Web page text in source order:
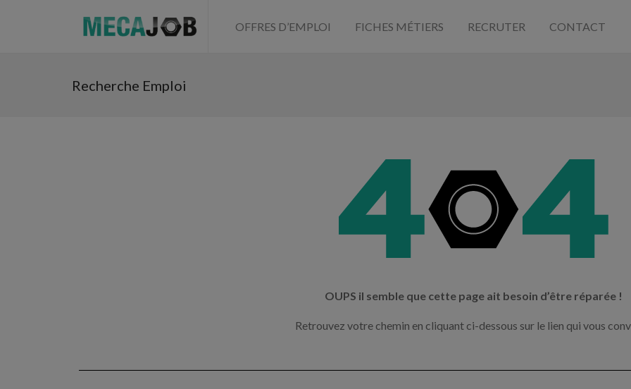
OFFRES D’EMPLOI FICHES MÉTIERS RECRUTER CONTACT
Recherche Emploi
OUPS il semble que cette page ait besoin d’être réparée !
Retrouvez votre chemin en cliquant ci-dessous sur le lien qui vous